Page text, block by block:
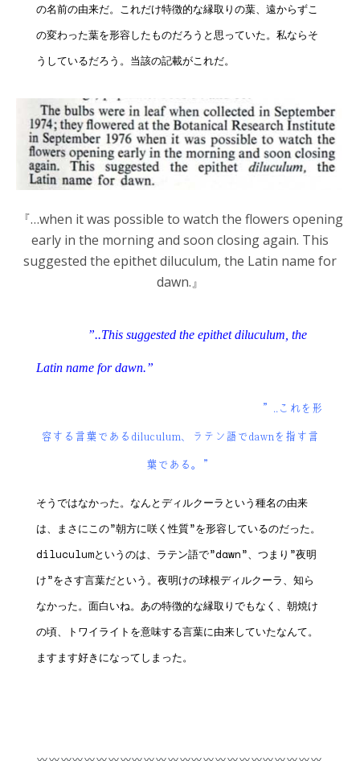
の名前の由来だ。これだけ特徴的な縁取りの葉、遠からずこ
の変わった葉を形容したものだろうと思っていた。私ならそ
うしているだろう。当該の記載がこれだ。
『…when it was possible to watch the flowers opening
early in the morning and soon closing again. This
suggested the epithet diluculum, the Latin name for
dawn.』
”..This suggested the epithet diluculum, the
Latin name for dawn.”
”..これを形
容する言葉であるdiluculum、ラテン語でdawnを指す言
葉である。”
そうではなかった。なんとディルクーラという種名の由来
は、まさにこの”朝方に咲く性質”を形容しているのだった。
diluculumというのは、ラテン語で”dawn”、つまり”夜明
け”をさす言葉だという。夜明けの球根ディルクーラ、知ら
なかった。面白いね。あの特徴的な縁取りでもなく、朝焼け
の頃、トワイライトを意味する言葉に由来していたなんて。
ますます好きになってしまった。